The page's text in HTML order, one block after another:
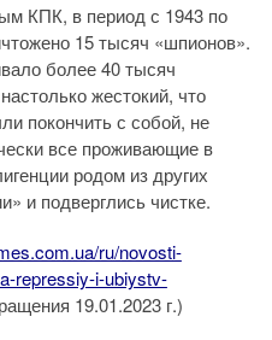
КПК, в период с 1943 по
15 тысяч «шпионов».
более 40 тысяч
жестокий, что
покончить с собой, не
все проживающие в
родом из других
и подверглись чистке.
ru/novosti-
repressiy-i-ubiystv-
19.01.2023 г.)